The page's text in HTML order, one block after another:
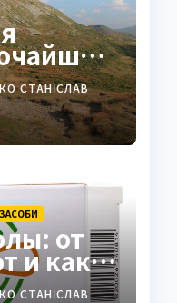
в
СТАНІСЛАВ
от
и как
СТАНІСЛАВ